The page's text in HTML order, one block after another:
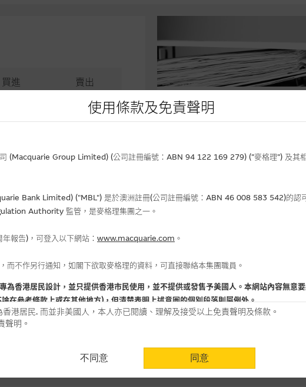
買進
賣出
34.14
相關文件
相關上市文件
金流入 (-)資金流出
5日 認沽(百萬) -0.02
使用條款及免責聲明
(Macquarie Group Limited) (公司註冊編號：ABN 94 122 169 279) (”麥格理”) 及其
Bank Limited) ("MBL") 是於澳洲註冊(公司註冊編號：ABN 46 008 583 542)的認
Authority 監管，是麥格理集團之一。
報告)，可登入以下網站： www.macquarie.com 。
而不作另行通知，如閣下欲取麥格理的資料，可直接聯絡本集團職員。
為香港居民設計，並只提供香港市民使用，並不提供或發售予美國人。本網站內容無意
在參考條款上或在其他地方)，但清楚表明上述意圖的個別段落則屬例外。
時認為可靠之來源，且均以真誠提供。惟麥格理集團並無核實所有網站內容，故就閣下的
不會，亦沒有義務更新網站內容，或修正任何其後變為明顯失實之地方。網站內容所載的
港居民. 而並非美國人，本人亦已閱讀、理解及接受以上免責聲明及條款。
聲明。
不同意 同意